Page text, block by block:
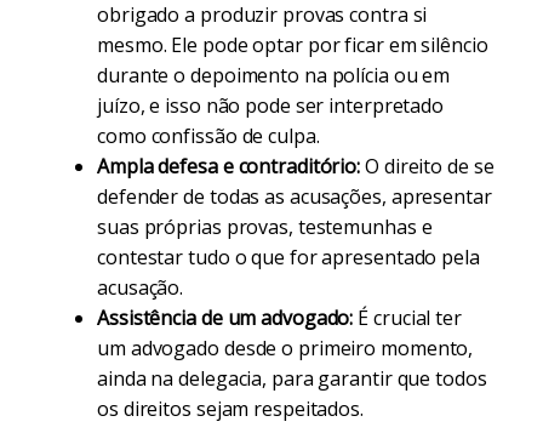
obrigado a produzir provas contra si
mesmo. Ele pode optar por ficar em silêncio
durante o depoimento na polícia ou em
juízo, e isso não pode ser interpretado
como confissão de culpa.
Ampla defesa e contraditório:O direito de se
defender de todas as acusações, apresentar
suas próprias provas, testemunhas e
contestar tudo o que for apresentado pela
acusação.
Assistência de um advogado: É crucial ter
um advogado desde o primeiro momento,
ainda na delegacia, para garantir que todos
os direitos sejam respeitados.